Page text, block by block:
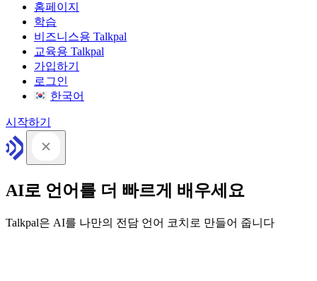
홈페이지
학습
비즈니스용 Talkpal
교육용 Talkpal
가입하기
로그인
한국어
시작하기
AI로 언어를 더 빠르게 배우세요
Talkpal은 AI를 나만의 전담 언어 코치로 만들어 줍니다